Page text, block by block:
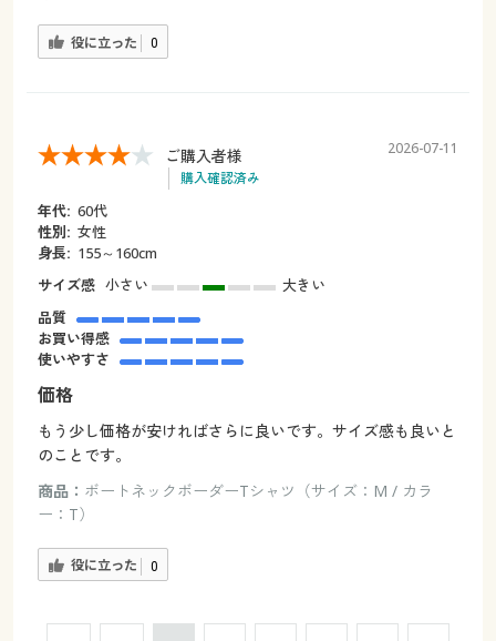
役に立った 0
ご購入者様
購入確認済み
2026-07-11
年代: 60代
性別: 女性
身長: 155～160cm
サイズ感 小さい
大きい
品質
お買い得感
使いやすさ
価格
もう少し価格が安ければさらに良いです。サイズ感も良いと
のことです。
商品： ボートネックボーダーTシャツ（サイズ：M / カラ
ー：T）
役に立った 0